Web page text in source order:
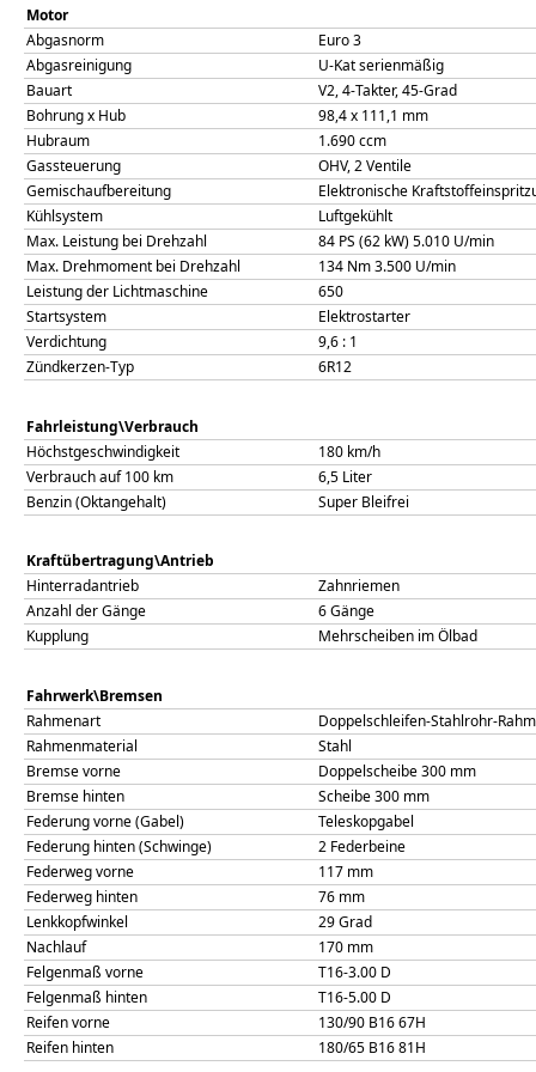
Motor
Abgasnorm
Euro 3
Abgasreinigung
U-Kat serienmäßig
Bauart
V2, 4-Takter, 45-Grad
Bohrung x Hub
98,4x 111,1 mm
Hubraum
1.690ccm
Gassteuerung
OHV, 2 Ventile
Gemischaufbereitung
Elektronische
Kühlsystem
Luftgekühlt
Max. Leistung bei Drehzahl
84 PS (62 kW)5.010 U/min
Max. Drehmoment bei Drehzahl
134 Nm3.500 U/min
Leistung der Lichtmaschine
650
Startsystem
Elektrostarter
Verdichtung
9,6 : 1
Zündkerzen-Typ
6R12
Fahrleistung\Verbrauch
Höchstgeschwindigkeit
180 km/h
Verbrauch auf 100 km
6,5 Liter
Benzin (Oktangehalt)
Super Bleifrei
Kraftübertragung\Antrieb
Hinterradantrieb
Zahnriemen
Anzahl der Gänge
6 Gänge
Kupplung
Mehrscheiben im Ölbad
Fahrwerk\Bremsen
Rahmenart
Doppelschleifen-Stahlrohr-
Rahmenmaterial
Stahl
Bremse vorne
Doppelscheibe 300 mm
Bremse hinten
Scheibe 300 mm
Federung vorne (Gabel)
Teleskopgabel
Federung hinten (Schwinge)
2 Federbeine
Federweg vorne
117 mm
Federweg hinten
76 mm
Lenkkopfwinkel
29Grad
Nachlauf
170 mm
Felgenmaß vorne
T16-3.00 D
Felgenmaß hinten
T16-5.00 D
Reifen vorne
130/90 B16 67H
Reifen hinten
180/65 B16 81H